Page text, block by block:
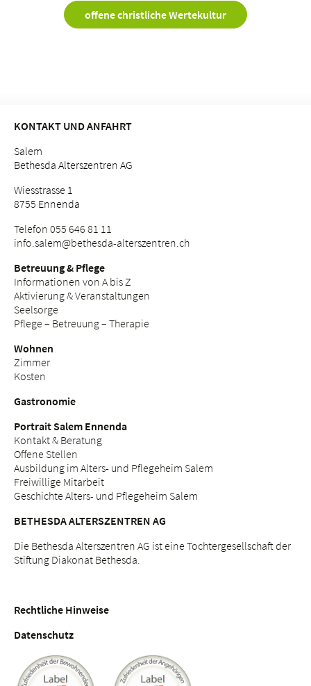
offene christliche Wertekultur
KONTAKT UND ANFAHRT
Salem
Bethesda Alterszentren AG
Wiesstrasse 1
8755 Ennenda
Telefon 055 646 81 11
info. salem@bethesda-alterszentren. ch
Betreuung & Pflege
Informationen von A bis Z
Aktivierung & Veranstaltungen
Seelsorge
Pflege – Betreuung – Therapie
Wohnen
Zimmer
Kosten
Gastronomie
Portrait Salem Ennenda
Kontakt & Beratung
Offene Stellen
Ausbildung im Alters- und Pflegeheim Salem
Freiwillige Mitarbeit
Geschichte Alters- und Pflegeheim Salem
BETHESDA ALTERSZENTREN AG
Die Bethesda Alterszentren AG ist eine Tochtergesellschaft der
Stiftung Diakonat Bethesda.
Rechtliche Hinweise
Datenschutz